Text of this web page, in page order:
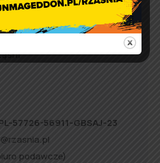
57726-56911-GBSAJ-23
podawcze)